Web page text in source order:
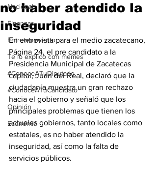
Nacional
Finanzas
Entretenimiento
Te lo explíco con memes
#ConoceATuDiputado
#ConoceATuCandidato
Opinión
Economía
no haber atendido la
inseguridad
En entrevista para el medio zacatecano,
Página 24, el pre candidato a la
Presidencia Municipal de Zacatecas
capital, Juan del Real, declaró que la
ciudadanía muestra un gran rechazo
hacia el gobierno y señaló que los
principales problemas que tienen los
actuales gobiernos, tanto locales como
estatales, es no haber atendido la
inseguridad, así como la falta de
servicios públicos.